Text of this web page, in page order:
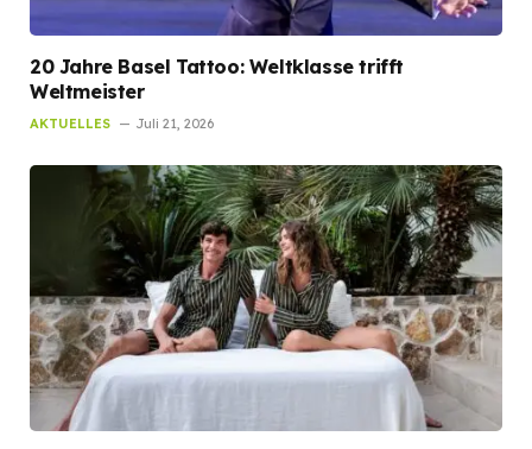
20 Jahre Basel Tattoo: Weltklasse trifft
Weltmeister
AKTUELLES Juli 21, 2026